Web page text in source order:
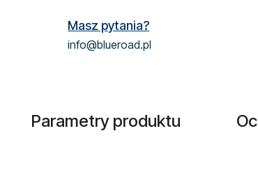
Masz pytania?
info@blueroad.pl
Parametry produktu